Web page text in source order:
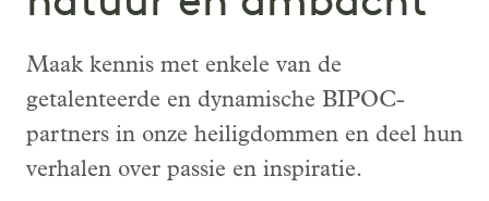
Maak kennis met enkele van de
getalenteerde en dynamische BIPOC-
partners in onze heiligdommen en deel hun
verhalen over passie en inspiratie.